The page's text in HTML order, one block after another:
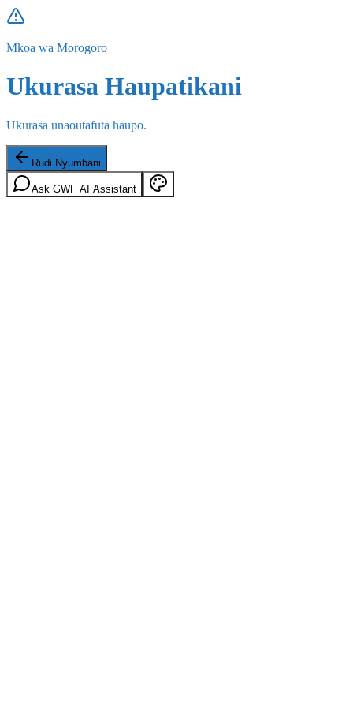
Mkoa wa Morogoro
Ukurasa Haupatikani
Ukurasa unaoutafuta haupo.
Rudi Nyumbani
Ask GWF AI Assistant